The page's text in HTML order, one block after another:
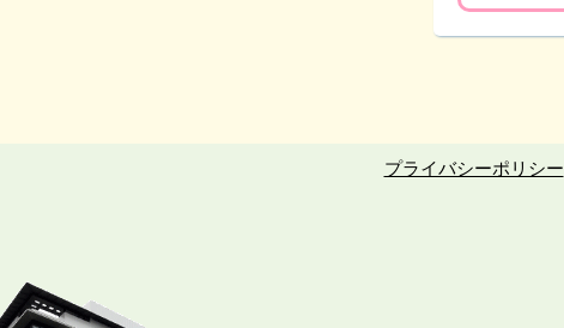
プライバシーポリシー